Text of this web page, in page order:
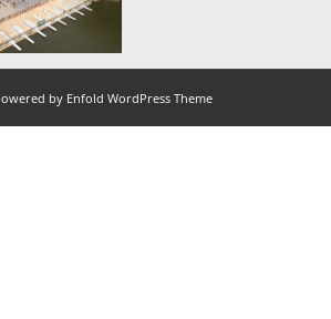
by Enfold WordPress Theme